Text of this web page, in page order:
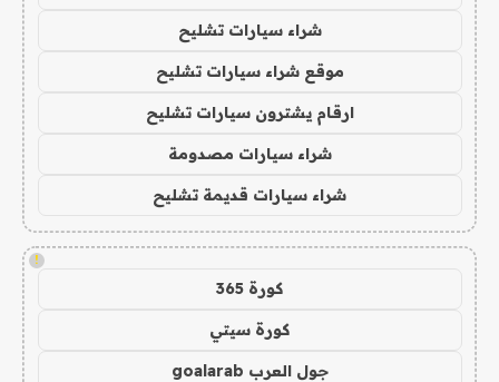
شراء سيارات تشليح
موقع شراء سيارات تشليح
ارقام يشترون سيارات تشليح
شراء سيارات مصدومة
شراء سيارات قديمة تشليح
!
كورة 365
كورة سيتي
جول العرب goalarab